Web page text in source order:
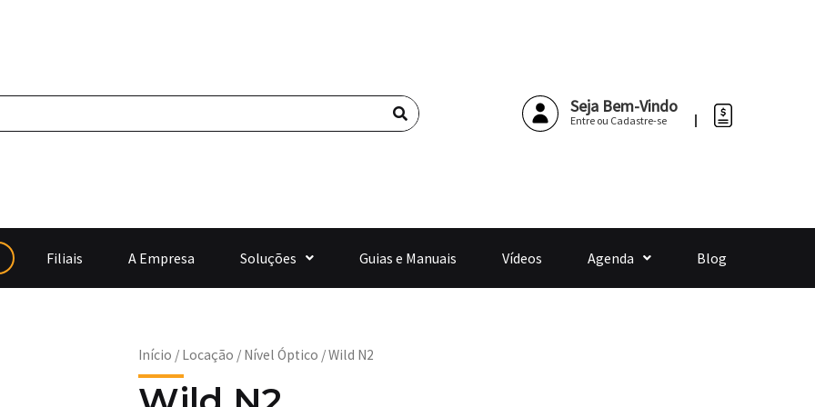
Pesquisar Seja Bem-Vindo
Entre ou Cadastre-se
Filiais A Empresa Soluções Guias e Manuais Vídeos Agenda Blog
Início / Locação / Nível Óptico / Wild N2